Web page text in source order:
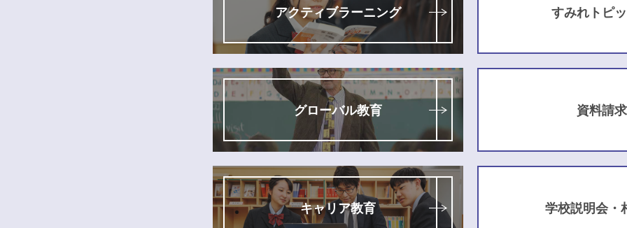
アクティブラーニング
グローバル教育
キャリア教育
すみれトピ
資料請求
学校説明会・